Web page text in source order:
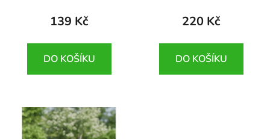
139 Kč
DO KOŠÍKU
220 Kč
DO KOŠÍKU